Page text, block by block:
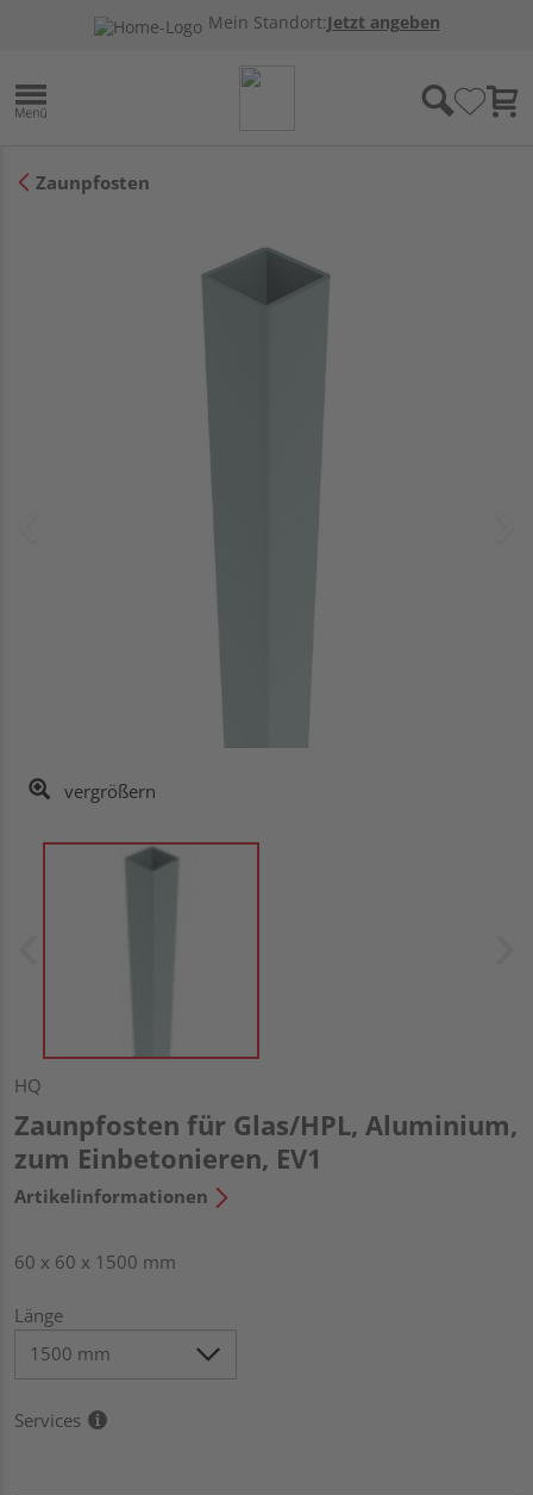
Mein Standort:Jetzt angeben
Zaunpfosten
vergrößern
HQ
Zaunpfosten für Glas/HPL, Aluminium,
zum Einbetonieren, EV1
Artikelinformationen
60 x 60 x 1500 mm
Länge
Services